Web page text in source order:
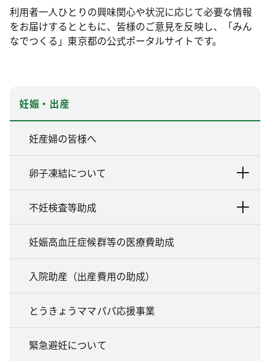
利用者一人ひとりの興味関心や状況に応じて必要な情報
をお届けするとともに、皆様のご意見を反映し、「みん
なでつくる」東京都の公式ポータルサイトです。
妊娠・出産
妊産婦の皆様へ
卵子凍結について
不妊検査等助成
妊娠高血圧症候群等の医療費助成
入院助産（出産費用の助成）
とうきょうママパパ応援事業
緊急避妊について